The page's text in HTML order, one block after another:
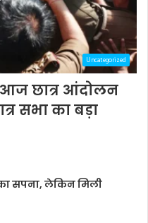
Uncategorized
आज छात्र आंदोलन
सभा का बड़ा
सपना, लेकिन मिली